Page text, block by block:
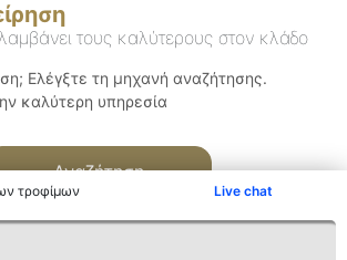
τροφίμων Live chat
τους καλύτερους στον κλάδο
Ελέγξτε τη μηχανή αναζήτησης.
καλύτερη υπηρεσία
Αναζήτηση